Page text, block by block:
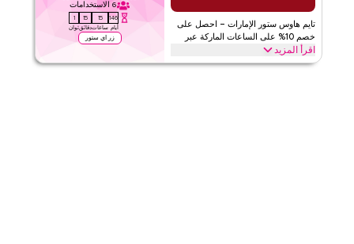
الفئات
على مستوى الموقع تايم هاوس ستور الإمارات – احصل على
خصم 10% على الساعات الماركة عبر
الإنترنت
اقرأ المزيد
6 الاستخدامات
146
أيام
15
ساعات
15
دقائق
0
ثوان
زر اي ستور
وفر 10% على الساعات الماركة على timehouse.store. أدخل كود